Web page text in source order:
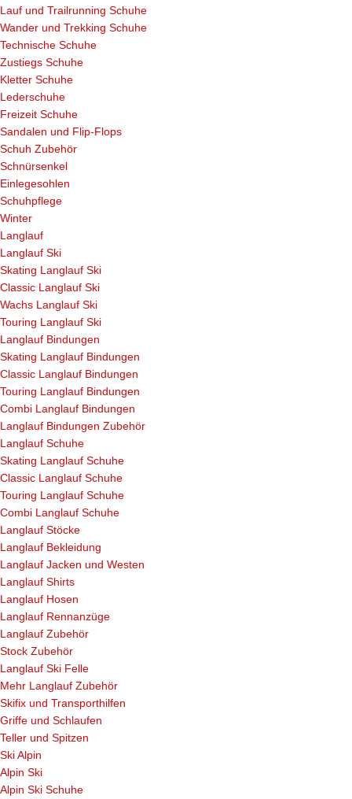
Lauf und Trailrunning Schuhe
Wander und Trekking Schuhe
Technische Schuhe
Zustiegs Schuhe
Kletter Schuhe
Lederschuhe
Freizeit Schuhe
Sandalen und Flip-Flops
Schuh Zubehör
Schnürsenkel
Einlegesohlen
Schuhpflege
Winter
Langlauf
Langlauf Ski
Skating Langlauf Ski
Classic Langlauf Ski
Wachs Langlauf Ski
Touring Langlauf Ski
Langlauf Bindungen
Skating Langlauf Bindungen
Classic Langlauf Bindungen
Touring Langlauf Bindungen
Combi Langlauf Bindungen
Langlauf Bindungen Zubehör
Langlauf Schuhe
Skating Langlauf Schuhe
Classic Langlauf Schuhe
Touring Langlauf Schuhe
Combi Langlauf Schuhe
Langlauf Stöcke
Langlauf Bekleidung
Langlauf Jacken und Westen
Langlauf Shirts
Langlauf Hosen
Langlauf Rennanzüge
Langlauf Zubehör
Stock Zubehör
Langlauf Ski Felle
Mehr Langlauf Zubehör
Skifix und Transporthilfen
Griffe und Schlaufen
Teller und Spitzen
Ski Alpin
Alpin Ski
Alpin Ski Schuhe